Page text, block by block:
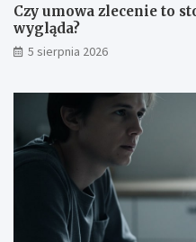
Czy umowa zlecenie to
wygląda?
5 sierpnia 2026